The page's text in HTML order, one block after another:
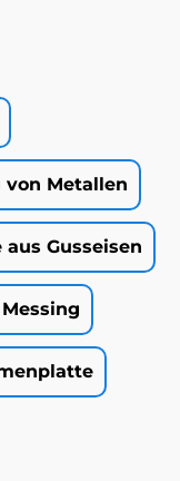
Metallen
aus Gusseisen